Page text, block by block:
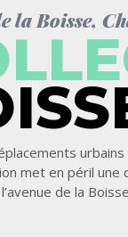
la Boisse,
urbains
met en péril une
de la